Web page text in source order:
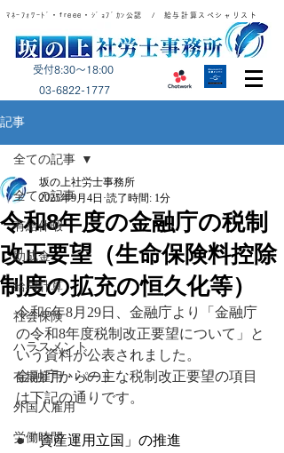
ﾏﾈｰﾌｫﾜｰﾄﾞ・freee・ｼﾞｮﾌﾞｶﾝ公認 / 給与計算スペシャリスト
受付8:30～18:00
​03-6822-1777
記事
全ての記事
有給休暇
助成金
給与計算
社会保険
ハラスメント
有期雇用・パート
外国人雇用
労働時間
全ての記事
令和8年度の金融庁の税制
改正要望（生命保険料控除
制度の拡充の恒久化等）
坂の上社労士事務所
2025年9月4日 読了時間: 1分
令和6年8月29日、金融庁より「金融庁
の令和8年度税制改正要望について」と
いう資料が公表されました。
金融庁からの主な税制改正要望の項目
は下記の通りです。
●「資産運用立国」の推進